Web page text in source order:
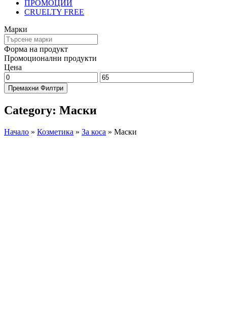
ПРОМОЦИИ
CRUELTY FREE
Марки
Форма на продукт
Промоционални продукти
Цена
Премахни Филтри
Category: Маски
Начало » Козметика » За коса » Маски